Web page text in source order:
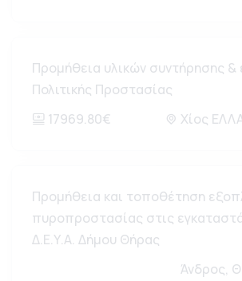
Προμήθεια υλικών συντήρησης &
Πολιτικής Προστασίας
17969.80€
Χίος
Προμήθεια και τοποθέτηση
πυροπροστασίας στις
Δ.Ε.Υ.Α. Δήμου Θήρας
Άνδρος,